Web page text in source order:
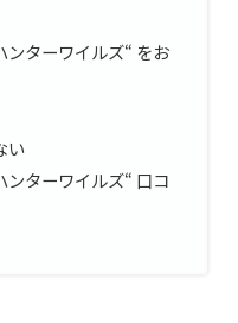
ターワイルズ“ をお
い
ターワイルズ“ 口コ